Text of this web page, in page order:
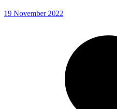
19 November 2022